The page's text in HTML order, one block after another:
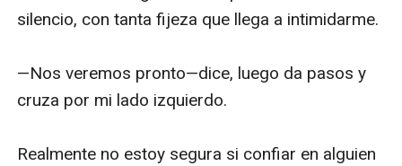
silencio, con tanta fijeza que llega a intimidarme.
—Nos veremos pronto—dice, luego da pasos y
cruza por mi lado izquierdo.
Realmente no estoy segura si confiar en alguien